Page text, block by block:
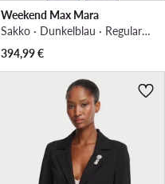
Weekend Max Mara
Sakko · Dunkelblau · Regular Fit
394,99€